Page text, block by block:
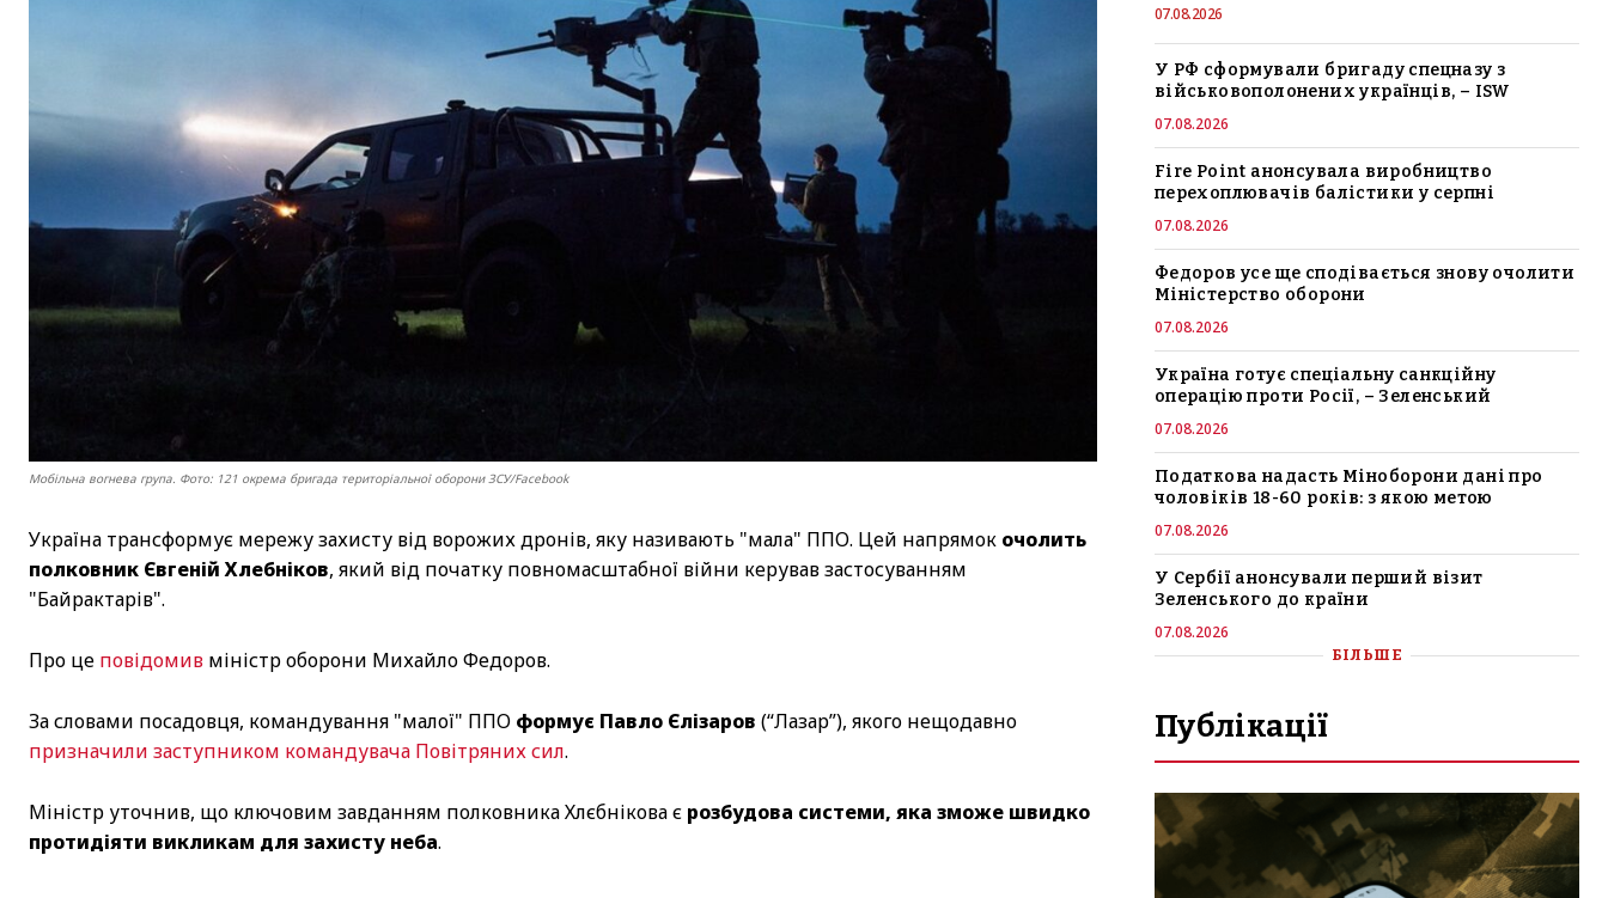
Мобільна вогнева група. Фото: 121 окрема бригада територіальної оборони ЗСУ/Facebook
Україна трансформує мережу захисту від ворожих дронів, яку називають "мала" ППО. Цей напрямок очолить
полковник Євгеній Хлебніков, який від початку повномасштабної війни керував застосуванням
"Байрактарів".
Про це повідомив міністр оборони Михайло Федоров.
За словами посадовця, командування "малої" ППО формує Павло Єлізаров (“Лазар”), якого нещодавно
призначили заступником командувача Повітряних сил.
Міністр уточнив, що ключовим завданням полковника Хлєбнікова є розбудова системи, яка зможе швидко
протидіяти викликам для захисту неба.
07.08.2026
У РФ сформували бригаду спецназу з
військовополонених українців, – ISW
07.08.2026
Fire Point анонсувала виробництво
перехоплювачів балістики у серпні
07.08.2026
Федоров усе ще сподівається знову очолити
Міністерство оборони
07.08.2026
Україна готує спеціальну санкційну
операцію проти Росії, – Зеленський
07.08.2026
Податкова надасть Міноборони дані про
чоловіків 18-60 років: з якою метою
07.08.2026
У Сербії анонсували перший візит
Зеленського до країни
07.08.2026
БІЛЬШЕ
Публікації